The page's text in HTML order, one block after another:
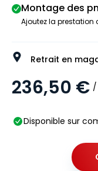
Montage des
Ajoutez la prestation
Retrait en
236,50 € /
Disponible sur